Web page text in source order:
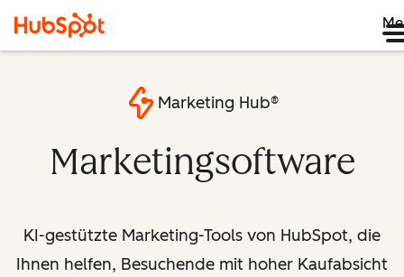
Marketing Hub®
Marketingsoftware
KI-gestützte Marketing-Tools von HubSpot, die
Ihnen helfen, Besuchende mit hoher Kaufabsicht